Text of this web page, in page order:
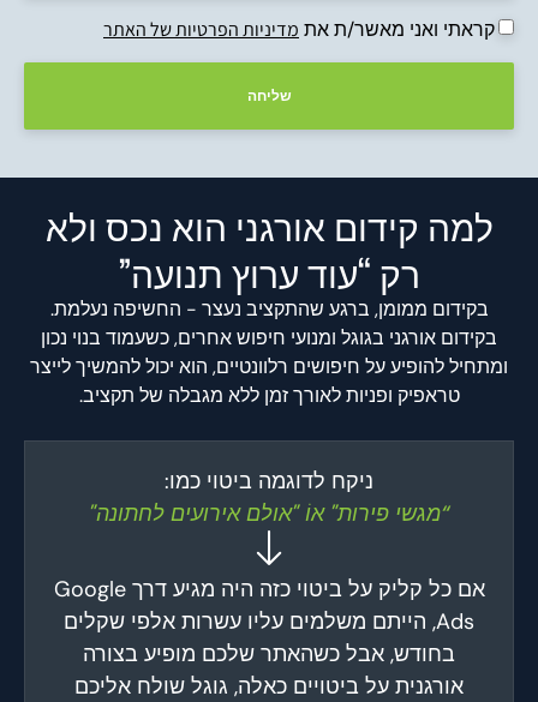
קראתי ואני מאשר/ת את מדיניות הפרטיות של האתר
שליחה
למה קידום אורגני הוא נכס ולא
רק “עוד ערוץ תנועה”
בקידום ממומן, ברגע שהתקציב נעצר - החשיפה נעלמת.
בקידום אורגני בגוגל ומנועי חיפוש אחרים, כשעמוד בנוי נכון
ומתחיל להופיע על חיפושים רלוונטיים, הוא יכול להמשיך לייצר
טראפיק ופניות לאורך זמן ללא מגבלה של תקציב.
ניקח לדוגמה ביטוי כמו:
“מגשי פירות" אוֹ "אולם אירועים לחתונה"
אם כל קליק על ביטוי כזה היה מגיע דרך Google
Ads, הייתם משלמים עליו עשרות אלפי שקלים
בחודש, אבל כשהאתר שלכם מופיע בצורה
אורגנית על ביטויים כאלה, גוגל שולח אליכם